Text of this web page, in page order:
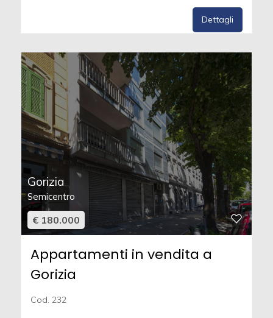
Dettagli
Gorizia
Semicentro
€ 180.000
Appartamenti in vendita a
Gorizia
Cod. 232